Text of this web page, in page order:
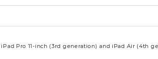
Pro 11-inch (3rd generation) and iPad Air (4th